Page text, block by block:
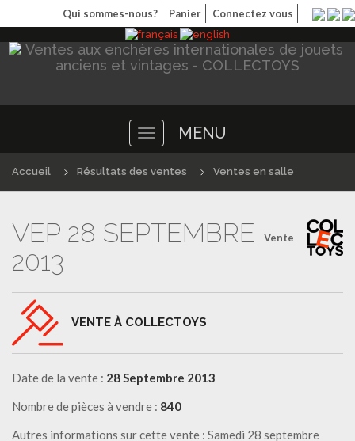
Qui sommes-nous? Panier Connectez vous
Toggle
navigation
MENU
Accueil Résultats des ventes Ventes en salle
Vente
VEP 28 SEPTEMBRE
2013
VENTE À COLLECTOYS
Date de la vente : 28 Septembre 2013
Nombre de pièces à vendre : 840
Autres informations sur cette vente : Samedi 28 septembre